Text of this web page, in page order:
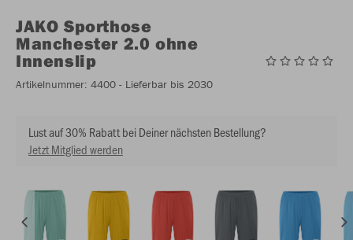
JAKO Sporthose
Manchester 2.0 ohne
Innenslip
Artikelnummer: 4400 - Lieferbar bis 2030
Lust auf 30% Rabatt bei Deiner nächsten Bestellung?
Jetzt Mitglied werden